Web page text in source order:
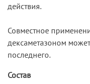
действия.
Совместное
дексаметазоном
последнего.
Состав